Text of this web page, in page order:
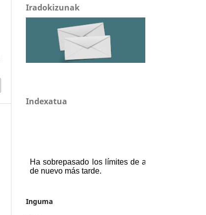
Iradokizunak
Indexatua
Inguma